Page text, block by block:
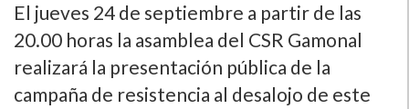
El jueves 24 de septiembre a partir de las
20.00 horas la asamblea del CSR Gamonal
realizará la presentación pública de la
campaña de resistencia al desalojo de este